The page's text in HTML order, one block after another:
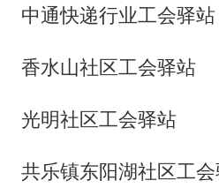
中通快递行业工会驿站
香水山社区工会驿站
光明社区工会驿站
共乐镇东阳湖社区工